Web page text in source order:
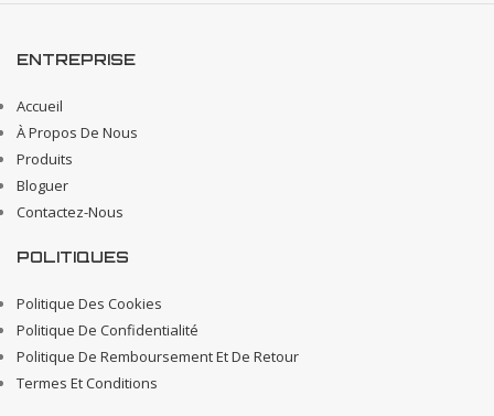
ENTREPRISE
Accueil
À Propos De Nous
Produits
Bloguer
Contactez-Nous
POLITIQUES
Politique Des Cookies
Politique De Confidentialité
Politique De Remboursement Et De Retour
Termes Et Conditions